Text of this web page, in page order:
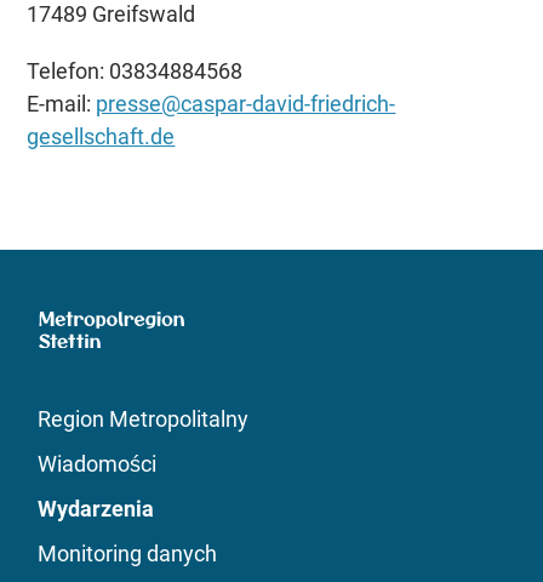
17489 Greifswald
Telefon: 03834884568
E-mail: presse@caspar-david-friedrich-
gesellschaft.de
Region Metropolitalny
Wiadomości
Wydarzenia
Monitoring danych